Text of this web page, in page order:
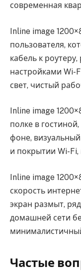
современная
Inline image
пользователя,
кабель к
настройками Wi-
свет, чистый
Inline image
полке в
фоне,
и покрытии Wi-Fi,
Inline image
скорость
экран размыт,
домашней сети
Частые